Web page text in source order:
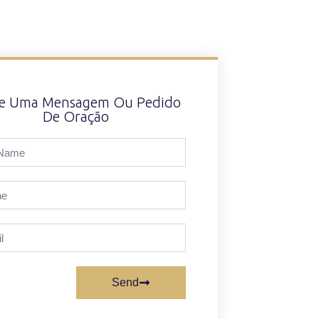
Uma Mensagem Ou Pedido
De Oração
Send